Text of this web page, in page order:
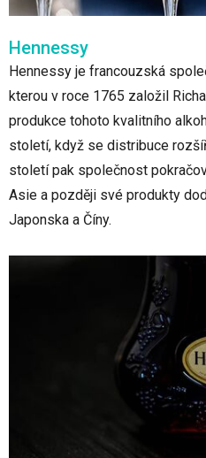
Hennessy
Hennessy je francouzská
kterou v roce 1765 založil
produkce tohoto kvalitního
století, když se distribuce
století pak společnost
Asie a později své produkty
Japonska a Číny.